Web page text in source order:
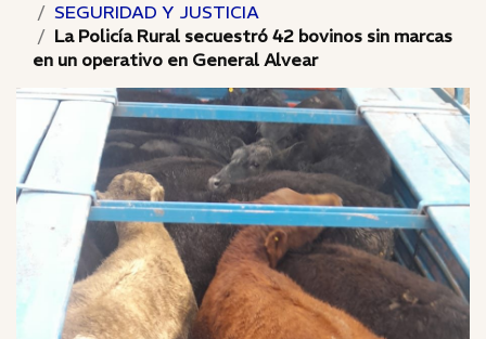
SEGURIDAD Y JUSTICIA
La Policía Rural secuestró 42 bovinos sin marcas
en un operativo en General Alvear